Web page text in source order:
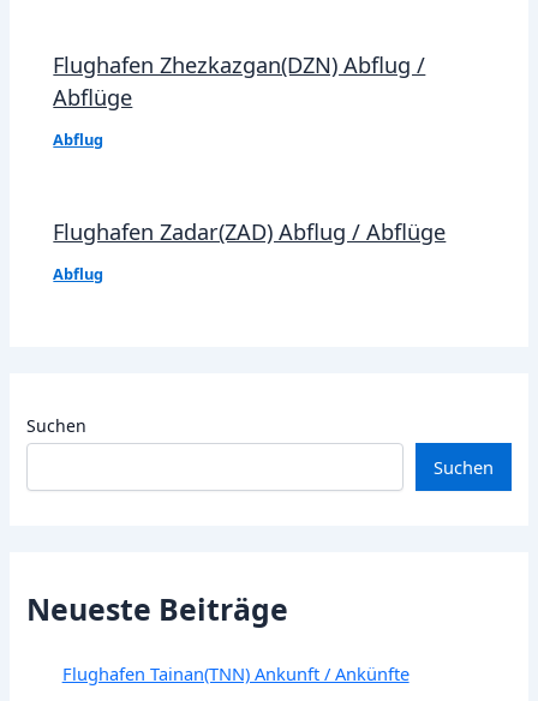
Flughafen Zhezkazgan(DZN) Abflug /
Abflüge
Abflug
Flughafen Zadar(ZAD) Abflug / Abflüge
Abflug
Suchen
Suchen
Neueste Beiträge
Flughafen Tainan(TNN) Ankunft / Ankünfte